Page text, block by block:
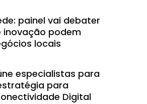
painel vai debater
podem
locais
especialistas para
para
Digital